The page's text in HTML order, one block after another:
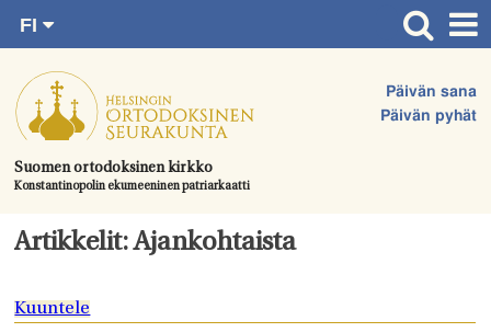
suoraan
sisältöön.
Suomen ortodoksinen kirkko
Konstantinopolin ekumeeninen patriarkaatti
Päivän sana
Päivän pyhät
FI
SV
EN
UA
Etusivu
Ajankohtaista
Juhlat & toimitukset
Kirkot
Tule mukaan
Artikkelit: Ajankohtaista
Kuuntele